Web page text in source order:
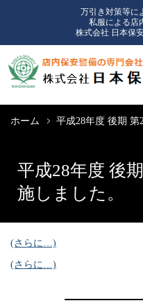
万引き対策等に
私服による店
株式会社 日本保
ホーム 平成28年度 後期 第
平成28年度 後
施しました。
(さらに…)
(さらに…)